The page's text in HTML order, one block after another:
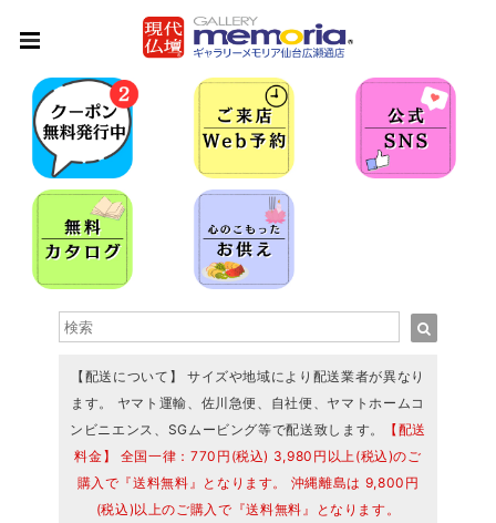
【配送について】 サイズや地域により配送業者が異なり
ます。 ヤマト運輸、佐川急便、自社便、ヤマトホームコ
ンビニエンス、SGムービング等で配送致します。
【配送
料金】 全国一律：770円(税込) 3,980円以上(税込)のご
購入で『送料無料』となります。 沖縄離島は 9,800円
(税込)以上のご購入で『送料無料』となります。